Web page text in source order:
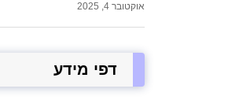
אוקטובר 4, 2025
דפי מידע